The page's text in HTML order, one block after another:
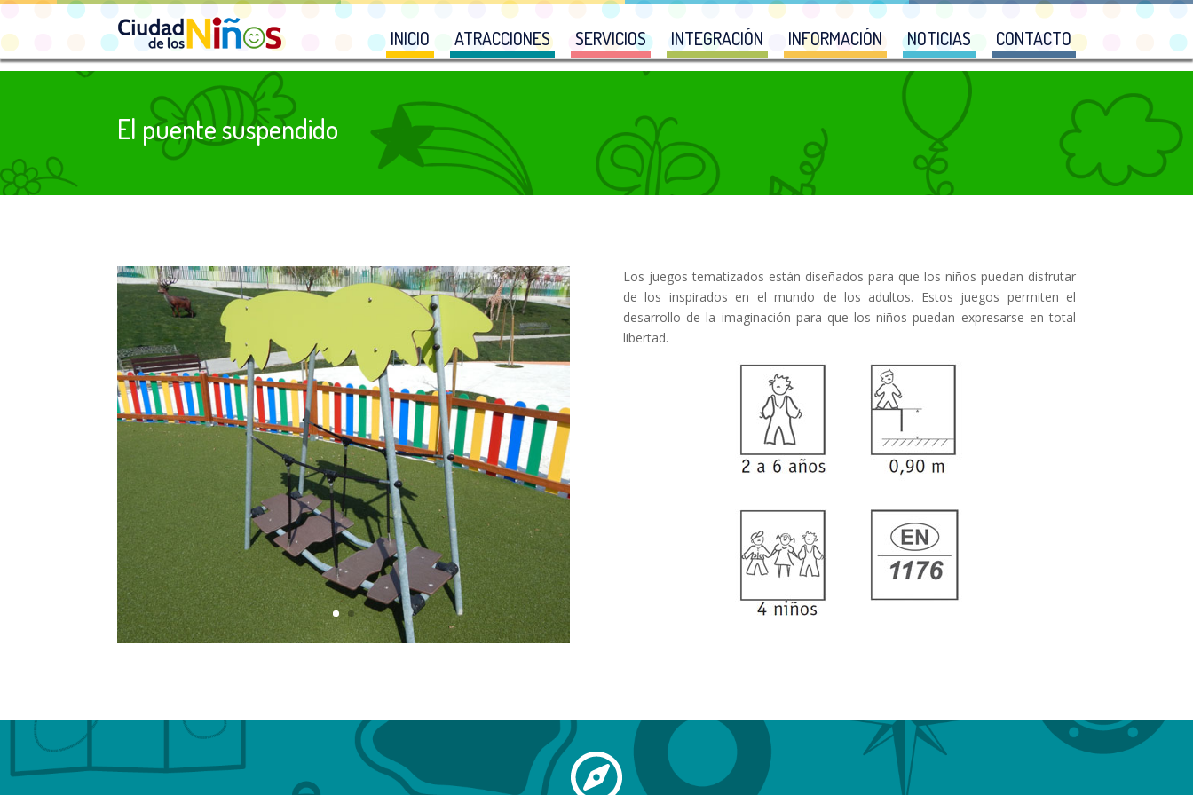
INICIO ATRACCIONES SERVICIOS INTEGRACIÓN INFORMACIÓN NOTICIAS CONTACTO
El puente suspendido
Los juegos tematizados están diseñados para que los niños puedan disfrutar
de los inspirados en el mundo de los adultos. Estos juegos permiten el
desarrollo de la imaginación para que los niños puedan expresarse en total
libertad.